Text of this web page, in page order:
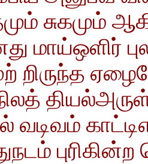
சுகமும்
மாய்ஒளிர்
றிருந்த
வடிவம்